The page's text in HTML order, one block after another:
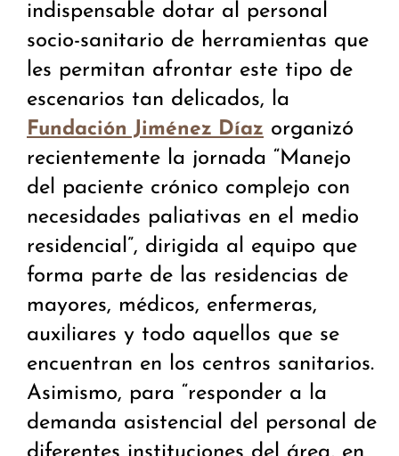
indispensable dotar al personal
socio-sanitario de herramientas que
les permitan afrontar este tipo de
escenarios tan delicados, la
Fundación Jiménez Díaz organizó
recientemente la jornada “Manejo
del paciente crónico complejo con
necesidades paliativas en el medio
residencial”, dirigida al equipo que
forma parte de las residencias de
mayores, médicos, enfermeras,
auxiliares y todo aquellos que se
encuentran en los centros sanitarios.
Asimismo, para “responder a la
demanda asistencial del personal de